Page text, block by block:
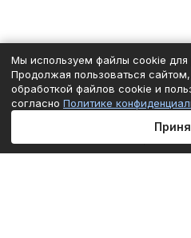
Мы используем файлы cookie для
Продолжая пользоваться
обработкой файлов cookie и
согласно Политике